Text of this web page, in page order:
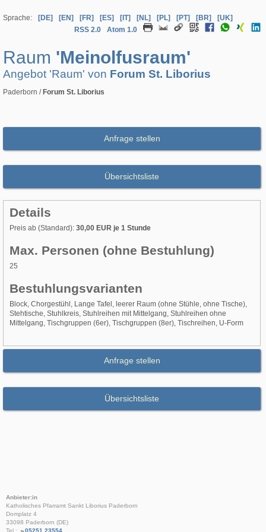
Sprache: [DE] [EN] [FR] [ES] [IT] [NL] [PL] [PT] [BR]
[UK]
RSS 2.0
Atom 1.0
Raum 'Meinolfusraum'
Angebot 'Raum' von Forum St. Liborius
Paderborn / Forum St. Liborius
Anfrage stellen
Übersichtsliste
Details
Preis ab (Standard): 30,00 EUR je 1 Stunde
Max. Personen (ohne Bestuhlung)
25
Bestuhlungsvarianten
Block, Chorgestühl, Lange Tafel, leerer Raum (ohne Stühle, ohne Tische),
Stehtische, Stuhlkreis, Stuhlreihen mit Mittelgang, Stuhlreihen ohne
Mittelgang, Tischgruppen (6er), Tischgruppen (8er), Tischreihen, U-Form
Anfrage stellen
Übersichtsliste
Anbieter:in
Katholisches Pfarramt Sankt Liborius Paderborn
Domplatz 4
33098 Paderborn (DE)